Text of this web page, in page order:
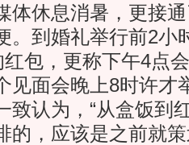
体休息消暑，更接
。到婚礼举行前2小
包，更称下午4点
见面会晚上8时许才
致认为，“从盒饭到
的，应该是之前就